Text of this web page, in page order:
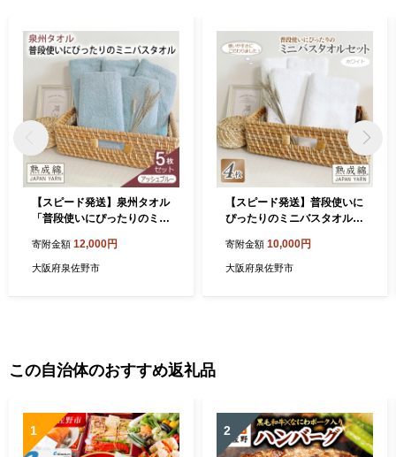
【スピード発送】泉州タオル
「普段使いにぴったりのミニ
ッシュブルー）【泉州タオル
国産 吸水 普段使い 無地 シン
寄附金額 12,000円
大阪府泉佐野市
【スピード発送】普段使いに
ぴったりのミニバスタオル 4
ル【泉州タオル 国産 吸水 普
段使い 無地 シンプル 日用品
寄附金額 10,000円
大阪府泉佐野市
この自治体のおすすめ返礼品
1 2